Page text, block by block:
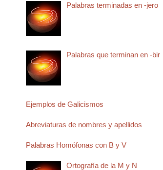
Palabras terminadas en -jero
Palabras que terminan en -bir
Ejemplos de Galicismos
Abreviaturas de nombres y apellidos
Palabras Homófonas con B y V
Ortografía de la M y N